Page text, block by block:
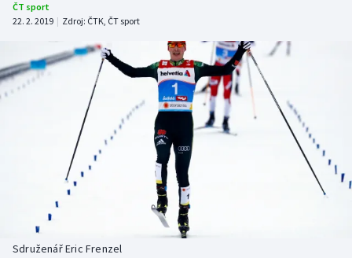
Atletika
Cyklistika
DALŠÍ SPORTY
Americký fotbal
Baseball a softbal
Basketbal
Biatlon
NEPŘEHLÉDNĚTE
Soutěže
Historické návraty
Aplikace ČT sport
ČT sport
22. 2. 2019 | Zdroj: ČTK, ČT sport
Sdruženář Eric Frenzel